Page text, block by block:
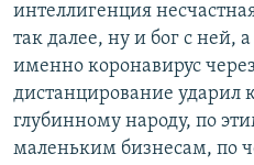
интеллигенция
так далее, ну и бог с ней,
именно коронавирус
дистанцирование ударил
глубинному народу, по
маленьким бизнесам, по